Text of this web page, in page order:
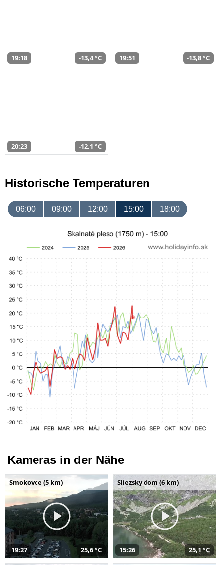
19:18 -13,4 °C 19:51 -13,8 °C
20:23 -12,1 °C
Historische Temperaturen
06:00 09:00 12:00 15:00 18:00
Kameras in der Nähe
Smokovce (5 km)
19:27 25,6 °C
Sliezsky dom (6 km)
15:26 25,1 °C